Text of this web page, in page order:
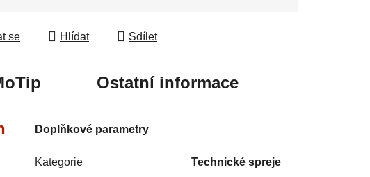
se Hlídat Sdílet
Ostatní informace
Doplňkové parametry
Kategorie
Technické spreje